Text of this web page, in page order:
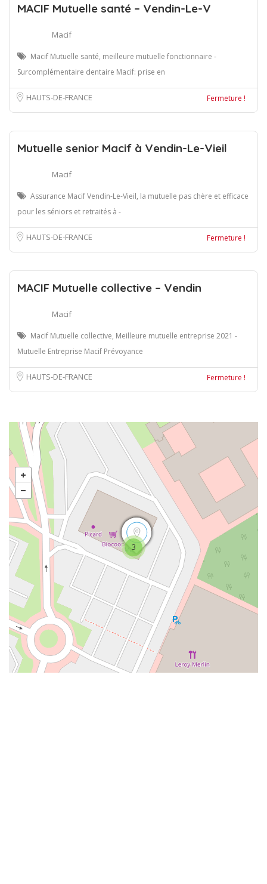
MACIF Mutuelle santé – Vendin-Le-V
Macif
Macif Mutuelle santé, meilleure mutuelle fonctionnaire -
Surcomplémentaire dentaire Macif: prise en
HAUTS-DE-FRANCE Fermeture !
Mutuelle senior Macif à Vendin-Le-Vieil
Macif
Assurance Macif Vendin-Le-Vieil, la mutuelle pas chère et efficace
pour les séniors et retraités à -
HAUTS-DE-FRANCE Fermeture !
MACIF Mutuelle collective – Vendin
Macif
Macif Mutuelle collective, Meilleure mutuelle entreprise 2021 -
Mutuelle Entreprise Macif Prévoyance
HAUTS-DE-FRANCE Fermeture !
3